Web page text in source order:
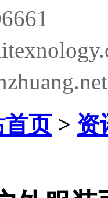
首页> 资